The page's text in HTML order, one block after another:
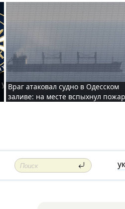
Враг атаковал судно в Одесском
заливе: на месте вспыхнул пожар